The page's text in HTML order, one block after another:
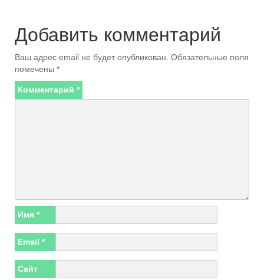
Добавить комментарий
Ваш адрес email не будет опубликован. Обязательные поля
помечены *
Комментарий *
Имя *
Email *
Сайт